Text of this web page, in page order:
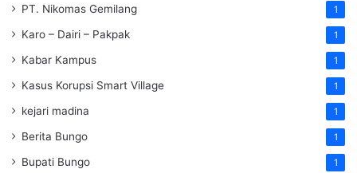
PT. Nikomas Gemilang 1
Karo – Dairi – Pakpak 1
Kabar Kampus 1
Kasus Korupsi Smart Village 1
kejari madina 1
Berita Bungo 1
Bupati Bungo 1